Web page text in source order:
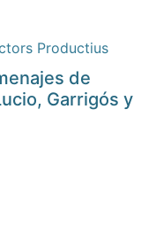
Productius
de
Garrigós y